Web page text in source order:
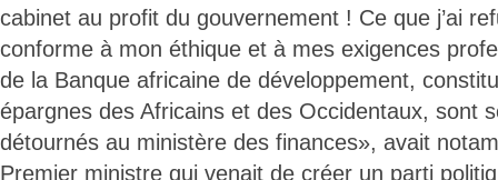
cabinet au profit du gouvernement ! Ce que j’ai
conforme à mon éthique et à mes exigences
de la Banque africaine de développement,
épargnes des Africains et des Occidentaux, sont
détournés au ministère des finances», avait
Premier ministre qui venait de créer un parti